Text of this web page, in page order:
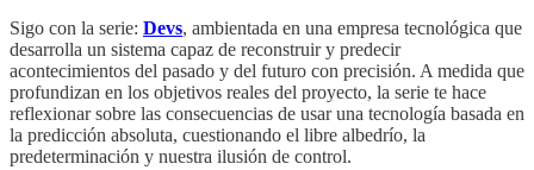
Sigo con la serie: Devs, ambientada en una empresa tecnológica que
desarrolla un sistema capaz de reconstruir y predecir
acontecimientos del pasado y del futuro con precisión. A medida que
profundizan en los objetivos reales del proyecto, la serie te hace
reflexionar sobre las consecuencias de usar una tecnología basada en
la predicción absoluta, cuestionando el libre albedrío, la
predeterminación y nuestra ilusión de control.